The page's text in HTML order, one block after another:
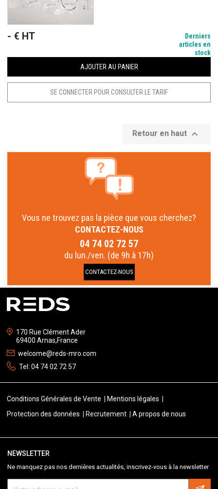
Prix
- € HT
Derniers
articles en
stock
AJOUTER AU PANIER
SE CONNECTER POUR CONSULTER LE TARIF
Retour en haut 
Vous ne trouvez pas la pièce que vous cherchez?
CONTACTEZ-NOUS
04 74 02 72 57
du lun./ven. (de 9h à 17h)
CONTACTEZ-NOUS
170 Rue Clément Ader
69400 Arnas,France
welcome@reds-mro.com
Tel: 04 74 02 72 57
Conditions Générales de Vente
Mentions légales
Protection des données
Recrutement A propos de nous
NEWSLETTER
Ne manquez pas nos dernières actualités, inscrivez-vous à la newsletter